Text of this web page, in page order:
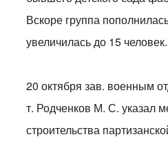
Вскоре группа
увеличилась до 15 человек.
20 октября зав. военным
т. Родченков М. С. указал
строительства